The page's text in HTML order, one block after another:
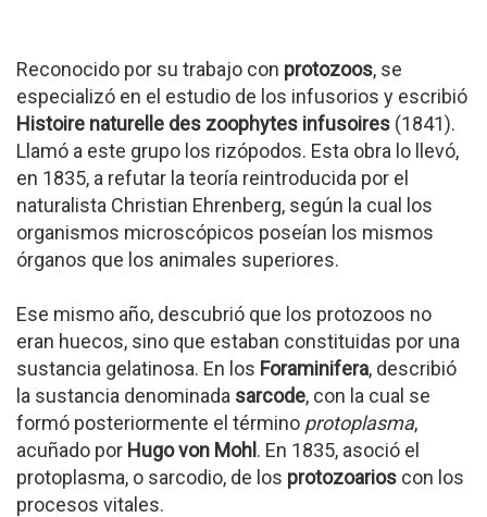
Reconocido por su trabajo con protozoos, se
especializó en el estudio de los infusorios y escribió
Histoire naturelle des zoophytes infusoires (1841).
Llamó a este grupo los rizópodos. Esta obra lo llevó,
en 1835, a refutar la teoría reintroducida por el
naturalista Christian Ehrenberg, según la cual los
organismos microscópicos poseían los mismos
órganos que los animales superiores.
Ese mismo año, descubrió que los protozoos no
eran huecos, sino que estaban constituidas por una
sustancia gelatinosa. En los Foraminifera, describió
la sustancia denominada sarcode, con la cual se
formó posteriormente el término protoplasma,
acuñado por Hugo von Mohl . En 1835, asoció el
protoplasma, o sarcodio, de los protozoarios con los
procesos vitales.